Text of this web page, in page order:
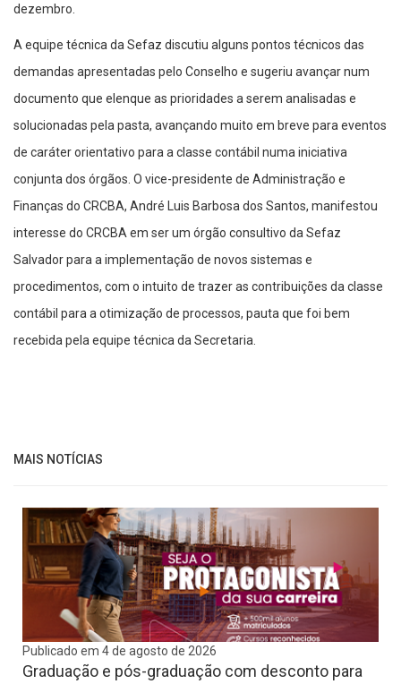
dezembro.
A equipe técnica da Sefaz discutiu alguns pontos técnicos das
demandas apresentadas pelo Conselho e sugeriu avançar num
documento que elenque as prioridades a serem analisadas e
solucionadas pela pasta, avançando muito em breve para eventos
de caráter orientativo para a classe contábil numa iniciativa
conjunta dos órgãos. O vice-presidente de Administração e
Finanças do CRCBA, André Luis Barbosa dos Santos, manifestou
interesse do CRCBA em ser um órgão consultivo da Sefaz
Salvador para a implementação de novos sistemas e
procedimentos, com o intuito de trazer as contribuições da classe
contábil para a otimização de processos, pauta que foi bem
recebida pela equipe técnica da Secretaria.
MAIS NOTÍCIAS
Publicado em 4 de agosto de 2026
Graduação e pós-graduação com desconto para